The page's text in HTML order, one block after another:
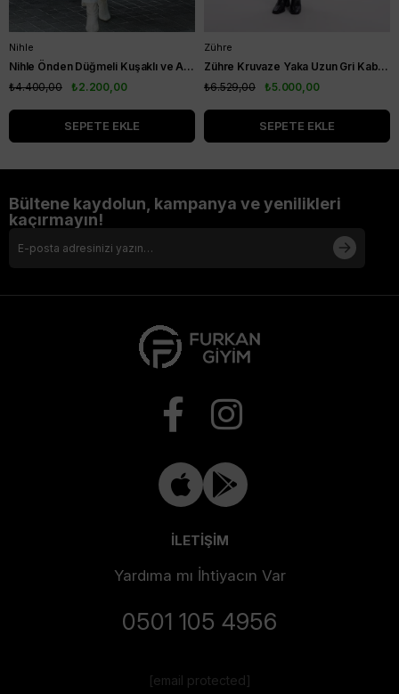
Nihle
Nihle Önden Düğmeli Kuşaklı ve Astarlı Bayan Kaşe Kaban Açık Kahve
₺2.200,00
₺4.400,00
SEPETE EKLE
Zühre
Zühre Kruvaze Yaka Uzun Gri Kaban 13570
₺5.000,00
₺6.529,00
SEPETE EKLE
Bültene kaydolun, kampanya ve yenilikleri
kaçırmayın!
İLETİŞİM
Yardıma mı İhtiyacın Var
0501 105 4956
[email protected]